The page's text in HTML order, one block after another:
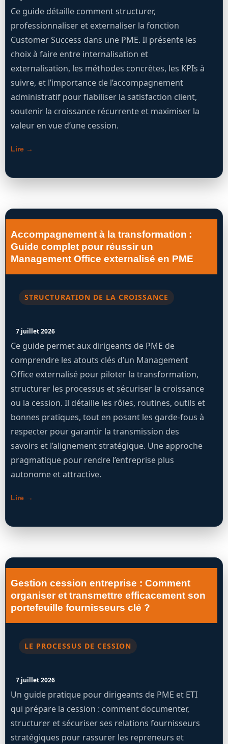
Ce guide détaille comment structurer,
professionnaliser et externaliser la fonction
Customer Success dans une PME. Il présente les
choix à faire entre internalisation et
externalisation, les méthodes concrètes, les KPIs à
suivre, et l’importance de l’accompagnement
administratif pour fiabiliser la satisfaction client,
soutenir la croissance récurrente et maximiser la
valeur en vue d’une cession.
Lire →
Accompagnement à la transformation :
Guide complet pour réussir un
Management Office externalisé en PME
STRUCTURATION DE LA CROISSANCE
7 juillet 2026
Ce guide permet aux dirigeants de PME de
comprendre les atouts clés d’un Management
Office externalisé pour piloter la transformation,
structurer les processus et sécuriser la croissance
ou la cession. Il détaille les rôles, routines, outils et
bonnes pratiques, tout en posant les garde-fous à
respecter pour garantir la transmission des
savoirs et l’alignement stratégique. Une approche
pragmatique pour rendre l’entreprise plus
autonome et attractive.
Lire →
Gestion cession entreprise : Comment
organiser et transmettre efficacement son
portefeuille fournisseurs clé ?
LE PROCESSUS DE CESSION
7 juillet 2026
Un guide pratique pour dirigeants de PME et ETI
qui prépare la cession : comment documenter,
structurer et sécuriser ses relations fournisseurs
stratégiques pour rassurer les repreneurs et